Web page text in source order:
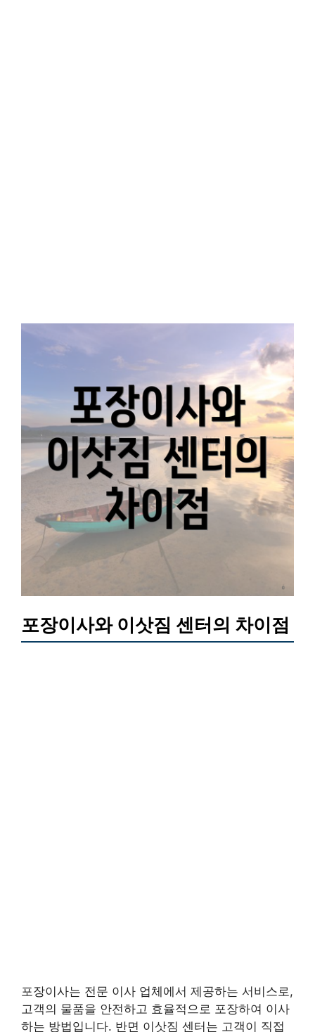
포장이사와 이삿짐 센터의 차이점
포장이사는 전문 이사 업체에서 제공하는 서비스로,
고객의 물품을 안전하고 효율적으로 포장하여 이사
하는 방법입니다. 반면 이삿짐 센터는 고객이 직접